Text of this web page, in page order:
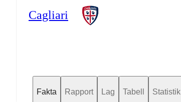
Cagliari
Fakta Rapport Lag Tabell Statistik